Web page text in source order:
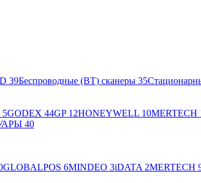
39Беспроводные (BT) сканеры 35
5GODEX 44GP12HONEYWELL 10MERTECH
40
GLOBALPOS 6MINDEO 3iDATA 2MERTECH